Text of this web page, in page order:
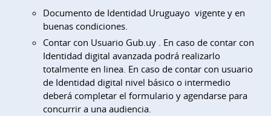
Documento de Identidad Uruguayo vigente y en
buenas condiciones.
Contar con Usuario Gub.uy . En caso de contar con
Identidad digital avanzada podrá realizarlo
totalmente en linea. En caso de contar con usuario
de Identidad digital nivel básico o intermedio
deberá completar el formulario y agendarse para
concurrir a una audiencia.